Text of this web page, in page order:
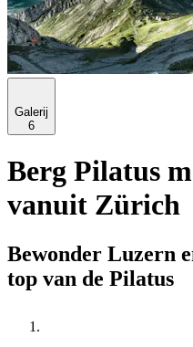
Galerij
6
Berg Pilatus
vanuit Zürich
Bewonder Luzern
top van de Pilatus